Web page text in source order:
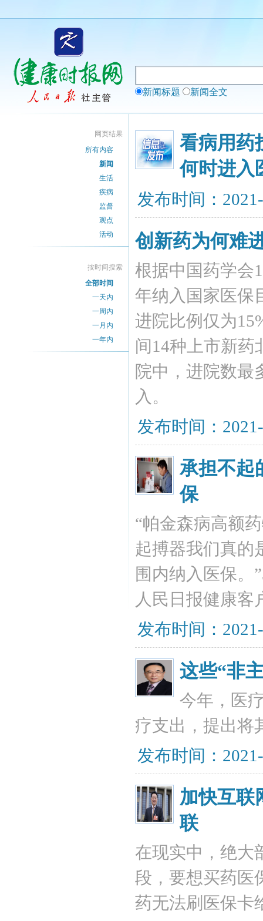
新闻标题 新闻全文
网页结果
所有内容
新闻
生活
疾病
监督
观点
活动
按时间搜索
全部时间
一天内
一周内
一月内
一年内
看病用药
何时进入
发布时间：
创新药为何难
根据中国药学会
年纳入国家医保
进院比例仅为
间14种上市新药
院中，进院数最
入。
发布时间：
承担不起
保
“帕金森病高额
起搏器我们真的
围内纳入医保。
人民日报健康客
发布时间：
这些“非
今年，医
疗支出，提出将
发布时间：
加快互联
联
在现实中，绝大
段，要想买药医
药无法刷医保卡